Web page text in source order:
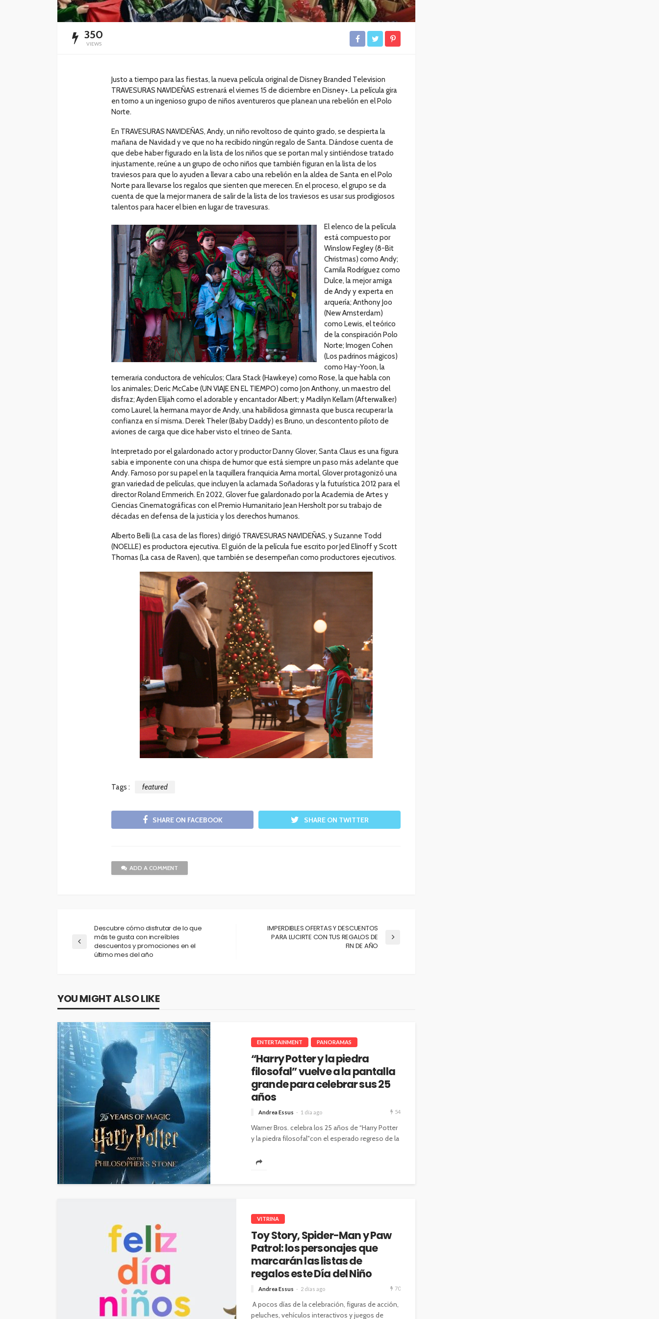
350
VIEWS
Justo a tiempo para las fiestas, la nueva película original de Disney Branded Television
TRAVESURAS NAVIDEÑAS estrenará el viernes 15 de diciembre en Disney+. La película gira
en torno a un ingenioso grupo de niños aventureros que planean una rebelión en el Polo
Norte.
En TRAVESURAS NAVIDEÑAS, Andy, un niño revoltoso de quinto grado, se despierta la
mañana de Navidad y ve que no ha recibido ningún regalo de Santa. Dándose cuenta de
que debe haber figurado en la lista de los niños que se portan mal y sintiéndose tratado
injustamente, reúne a un grupo de ocho niños que también figuran en la lista de los
traviesos para que lo ayuden a llevar a cabo una rebelión en la aldea de Santa en el Polo
Norte para llevarse los regalos que sienten que merecen. En el proceso, el grupo se da
cuenta de que la mejor manera de salir de la lista de los traviesos es usar sus prodigiosos
talentos para hacer el bien en lugar de travesuras.
El elenco de la película
está compuesto por
Winslow Fegley (8-Bit
Christmas) como Andy;
Camila Rodríguez como
Dulce, la mejor amiga
de Andy y experta en
arquería; Anthony Joo
(New Amsterdam)
como Lewis, el teórico
de la conspiración Polo
Norte; Imogen Cohen
(Los padrinos mágicos)
como Hay-Yoon, la
temeraria conductora de vehículos; Clara Stack (Hawkeye) como Rose, la que habla con
los animales; Deric McCabe (UN VIAJE EN EL TIEMPO) como Jon Anthony, un maestro del
disfraz; Ayden Elijah como el adorable y encantador Albert; y Madilyn Kellam (Afterwalker)
como Laurel, la hermana mayor de Andy, una habilidosa gimnasta que busca recuperar la
confianza en sí misma. Derek Theler (Baby Daddy) es Bruno, un descontento piloto de
aviones de carga que dice haber visto el trineo de Santa.
Interpretado por el galardonado actor y productor Danny Glover, Santa Claus es una figura
sabia e imponente con una chispa de humor que está siempre un paso más adelante que
Andy. Famoso por su papel en la taquillera franquicia Arma mortal, Glover protagonizó una
gran variedad de películas, que incluyen la aclamada Soñadoras y la futurística 2012 para el
director Roland Emmerich. En 2022, Glover fue galardonado por la Academia de Artes y
Ciencias Cinematográficas con el Premio Humanitario Jean Hersholt por su trabajo de
décadas en defensa de la justicia y los derechos humanos.
Alberto Belli (La casa de las flores) dirigió TRAVESURAS NAVIDEÑAS, y Suzanne Todd
(NOELLE) es productora ejecutiva. El guión de la película fue escrito por Jed Elinoff y Scott
Thomas (La casa de Raven), que también se desempeñan como productores ejecutivos.
Tags : featured
SHARE ON FACEBOOK SHARE ON TWITTER
ADD A COMMENT
Descubre cómo disfrutar de lo que
más te gusta con increíbles
descuentos y promociones en el
último mes del año
IMPERDIBLES OFERTAS Y DESCUENTOS
PARA LUCIRTE CON TUS REGALOS DE
FIN DE AÑO
YOU MIGHT ALSO LIKE
ENTERTAINMENT PANORAMAS
“Harry Potter y la piedra
filosofal” vuelve a la pantalla
grande para celebrar sus 25
años
Andrea Essus 1 día ago 54
Warner Bros. celebra los 25 años de “Harry Potter
y la piedra filosofal"con el esperado regreso de la
VITRINA
Toy Story, Spider-Man y Paw
Patrol: los personajes que
marcarán las listas de
regalos este Día del Niño
Andrea Essus 2 días ago 70
A pocos días de la celebración, figuras de acción,
peluches, vehículos interactivos y juegos de